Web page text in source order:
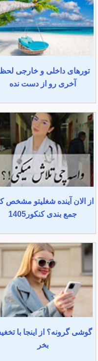
تورهای داخلی و خارجی
آخری رو از دست نده
از الان آینده شغلیتو مشخص
جمع بندی کنکور1405
گوشی گرونه؟ از اینجا با
بخر